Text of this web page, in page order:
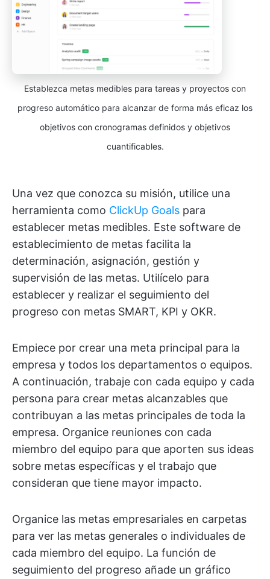
Establezca metas medibles para tareas y proyectos con
progreso automático para alcanzar de forma más eficaz los
objetivos con cronogramas definidos y objetivos
cuantificables.
Una vez que conozca su misión, utilice una
herramienta como ClickUp Goals para
establecer metas medibles. Este software de
establecimiento de metas facilita la
determinación, asignación, gestión y
supervisión de las metas. Utilícelo para
establecer y realizar el seguimiento del
progreso con metas SMART, KPI y OKR.
Empiece por crear una meta principal para la
empresa y todos los departamentos o equipos.
A continuación, trabaje con cada equipo y cada
persona para crear metas alcanzables que
contribuyan a las metas principales de toda la
empresa. Organice reuniones con cada
miembro del equipo para que aporten sus ideas
sobre metas específicas y el trabajo que
consideran que tiene mayor impacto.
Organice las metas empresariales en carpetas
para ver las metas generales o individuales de
cada miembro del equipo. La función de
seguimiento del progreso añade un gráfico